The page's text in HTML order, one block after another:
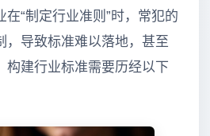
“制定行业准则”时，常犯的
，导致标准难以落地，甚至
构建行业标准需要历经以下